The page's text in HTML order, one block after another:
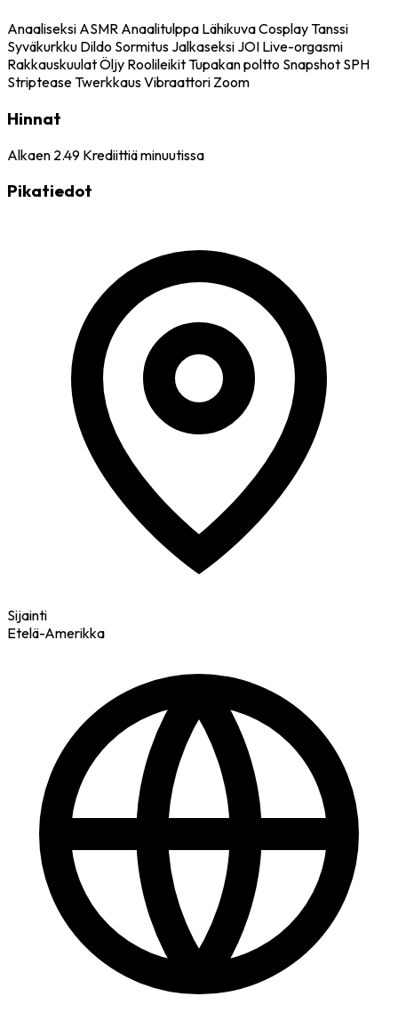
Anaaliseksi ASMR Anaalitulppa LähikuvaCosplayTanssi
Syväkurkku Dildo Sormitus Jalkaseksi JOI Live-orgasmi
RakkauskuulatÖljy RoolileikitTupakan poltto Snapshot SPH
StripteaseTwerkkausVibraattori Zoom
Hinnat
Alkaen 2.49 Krediittiä minuutissa
Pikatiedot
Sijainti
Etelä-Amerikka